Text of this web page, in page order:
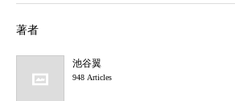
著者
池谷翼
948 Articles